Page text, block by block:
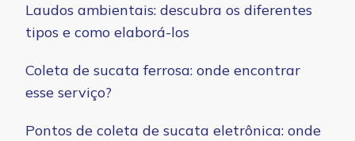
Laudos ambientais: descubra os diferentes
tipos e como elaborá-los
Coleta de sucata ferrosa: onde encontrar
esse serviço?
Pontos de coleta de sucata eletrônica: onde